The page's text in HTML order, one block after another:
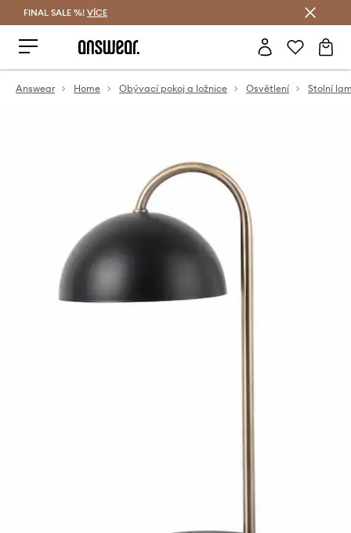
FINAL SALE %! VÍCE
Answear Home Obývací pokoj a ložnice Osvětlení Stolní